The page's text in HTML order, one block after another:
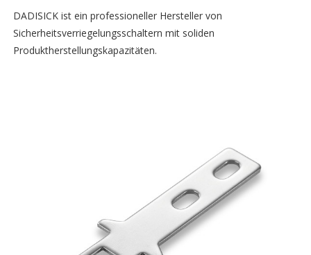
DADISICK ist ein professioneller Hersteller von
Sicherheitsverriegelungsschaltern mit soliden
Produktherstellungskapazitäten.